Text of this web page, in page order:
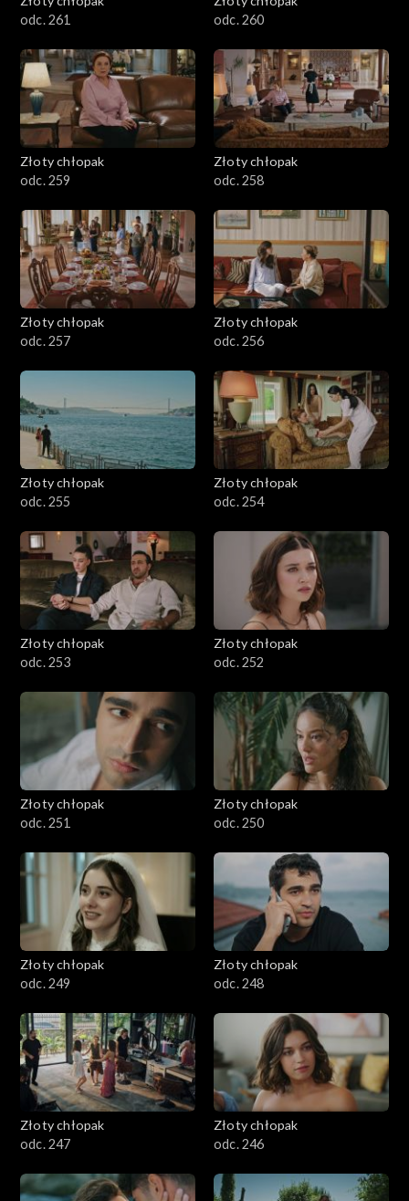
odc. 261
odc. 260
Złoty chłopak
odc. 259
Złoty chłopak
odc. 258
Złoty chłopak
odc. 257
Złoty chłopak
odc. 256
Złoty chłopak
odc. 255
Złoty chłopak
odc. 254
Złoty chłopak
odc. 253
Złoty chłopak
odc. 252
Złoty chłopak
odc. 251
Złoty chłopak
odc. 250
Złoty chłopak
odc. 249
Złoty chłopak
odc. 248
Złoty chłopak
odc. 247
Złoty chłopak
odc. 246